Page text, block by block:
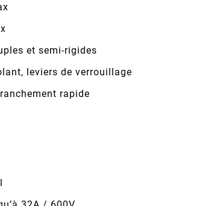
et semi-rigides
leviers de verrouillage
rapide